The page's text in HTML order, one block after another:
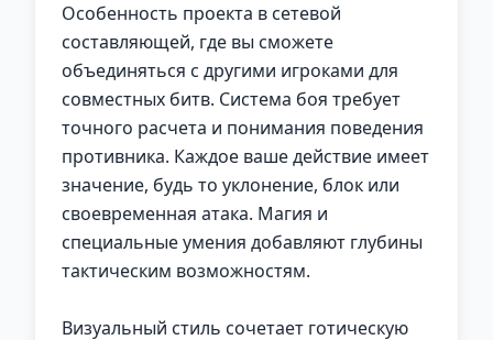
Особенность проекта в сетевой
составляющей, где вы сможете
объединяться с другими игроками для
совместных битв. Система боя требует
точного расчета и понимания поведения
противника. Каждое ваше действие имеет
значение, будь то уклонение, блок или
своевременная атака. Магия и
специальные умения добавляют глубины
тактическим возможностям.
Визуальный стиль сочетает готическую